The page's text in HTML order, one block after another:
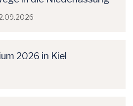
2026 in Kiel